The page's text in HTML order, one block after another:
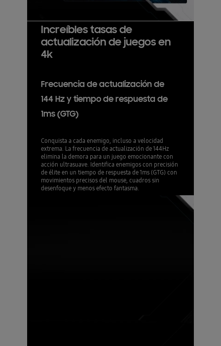
Increíbles tasas de
actualización de juegos en
4k
Frecuencia de actualización de
144 Hz y tiempo de respuesta de
1ms (GTG)
Conquista a cada enemigo, incluso a velocidad
extrema. La frecuencia de actualización de 144Hz
elimina la demora para un juego emocionante con
acción ultrasuave. Identifica enemigos con precisión
de élite en un tiempo de respuesta de 1ms (GTG) con
movimientos precisos del mouse, cuadros sin
desenfoque y menos efecto fantasma.